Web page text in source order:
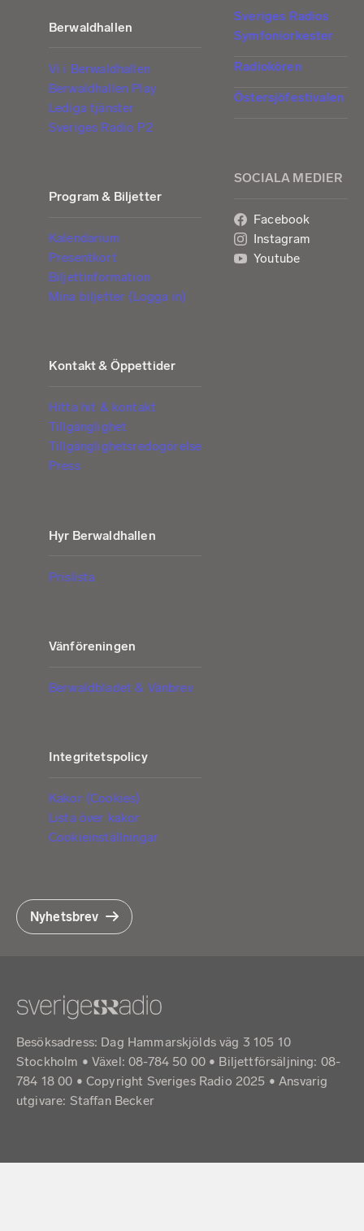
Berwaldhallen
Vi i Berwaldhallen
Berwaldhallen Play
Lediga tjänster
Sveriges Radio P2
Program & Biljetter
Kalendarium
Presentkort
Biljettinformation
Mina biljetter (Logga in)
Kontakt & Öppettider
Hitta hit & kontakt
Tillgänglighet
Tillgänglighetsredogörelse
Press
Hyr Berwaldhallen
Prislista
Vänföreningen
Berwaldbladet & Vänbrev
Integritetspolicy
Kakor (Cookies)
Lista över kakor
Cookieinställningar
Sveriges Radios
Symfoniorkester
Radiokören
Östersjöfestivalen
SOCIALA MEDIER
Facebook
Instagram
Youtube
Nyhetsbrev
Besöksadress: Dag Hammarskjölds väg 3 105 10
Stockholm • Växel: 08-784 50 00 • Biljettförsäljning: 08-
784 18 00 • Copyright Sveriges Radio 2025 •Ansvarig
utgivare: Staffan Becker